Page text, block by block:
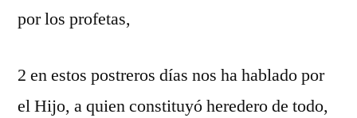
por los profetas,
2 en estos postreros días nos ha hablado por
el Hijo, a quien constituyó heredero de todo,